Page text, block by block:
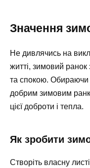
Значення
Не дивлячись на
житті, зимовий ранок
та спокою. Обираючи
добрим зимовим
цієї доброти і тепла.
Як зробити
Створіть власну